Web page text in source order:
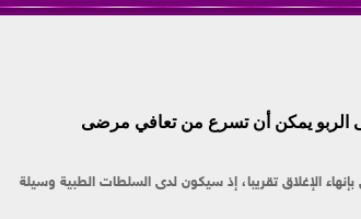
الربو يمكن أن تسرع من تعافي مرضى
الإغلاق تقريبا، إذ سيكون لدى السلطات الطبية وسيلة